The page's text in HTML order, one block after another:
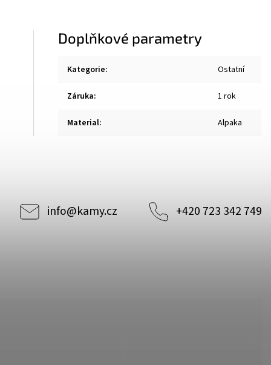
Doplňkové parametry
Kategorie: Ostatní
Záruka: 1 rok
Material: Alpaka
info@kamy.cz +420 723 342 749